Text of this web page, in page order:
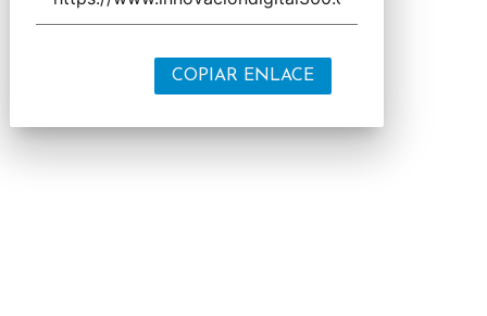
COPIAR ENLACE